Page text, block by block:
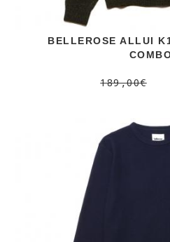
BELLEROSE ALLUI
189,00€